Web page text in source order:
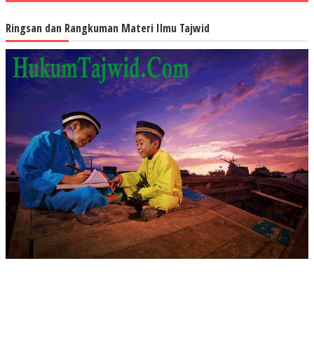
Ringsan dan Rangkuman Materi Ilmu Tajwid